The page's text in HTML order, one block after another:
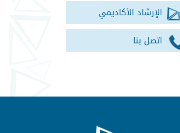
الإرشاد الأكاديمي
اتصل بنا